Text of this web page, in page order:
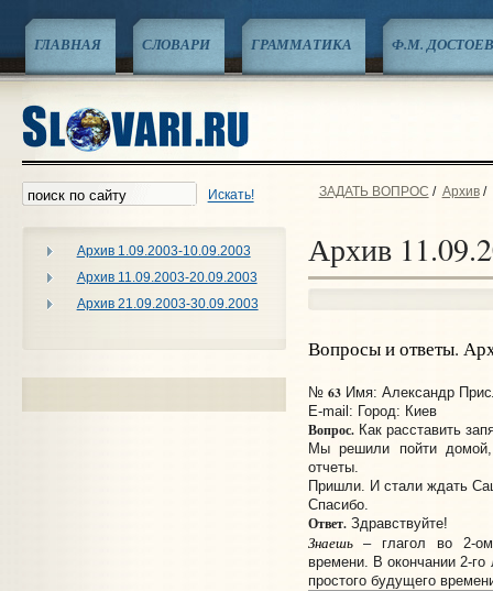
ГЛАВНАЯ СЛОВАРИ ГРАММАТИКА Ф.М.
Искать!
Архив 1.09.2003-10.09.2003
Архив 11.09.2003-20.09.2003
Архив 21.09.2003-30.09.2003
ЗАДАТЬ ВОПРОС / Архив/
Архив
Вопросы и ответы.
№ 63Имя: Александр
E-mail: Город: Киев
Вопрос.Как расставить
Мы решили пойти
отчеты.
Пришли. И стали ждать
Спасибо.
Ответ.Здравствуйте!
Знаешь– глагол во 2-ом
времени. В окончании 2-
простого будущего